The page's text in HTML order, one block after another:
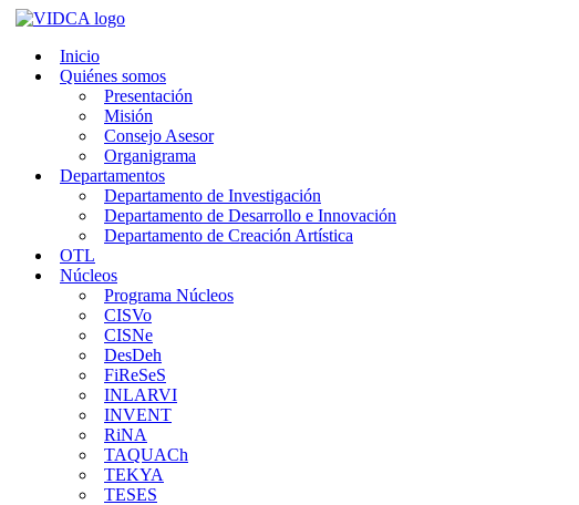
Saltar
contenidoInicio
Quiénes somos
Presentación
Misión
Consejo Asesor
Organigrama
Departamentos
Departamento de Investigación
Departamento de Desarrollo e Innovación
Departamento de Creación Artística
OTL
Núcleos
Programa Núcleos
CISVo
CISNe
DesDeh
FiReSeS
INLARVI
INVENT
RiNA
TAQUACh
TEKYA
TESES